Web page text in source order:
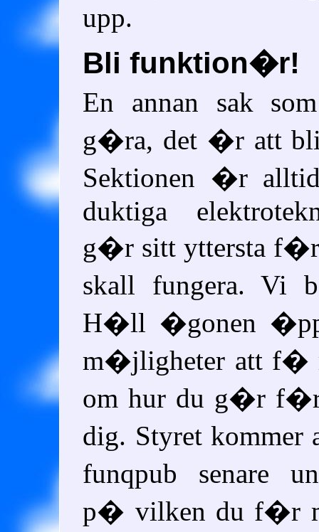
upp.
Bli funktion�r!
En annan sak
g�ra, det �r att
Sektionen �r
duktiga
g�r sitt yttersta f�r
skall fungera. Vi
H�ll �gonen
m�jligheter att f�
om hur du g�r f�r
dig. Styret
funqpub senare
p� vilken du f�r